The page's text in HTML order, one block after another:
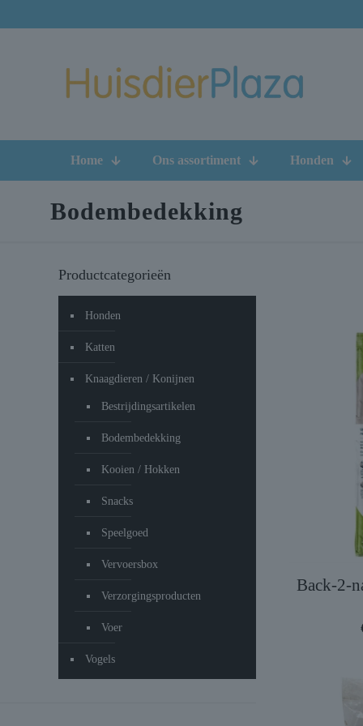
Home Ons assortiment Honden
Bodembedekking
Back-2-
Productcategorieën
Honden
Katten
Knaagdieren / Konijnen
Bestrijdingsartikelen
Bodembedekking
Kooien / Hokken
Snacks
Speelgoed
Vervoersbox
Verzorgingsproducten
Voer
Vogels